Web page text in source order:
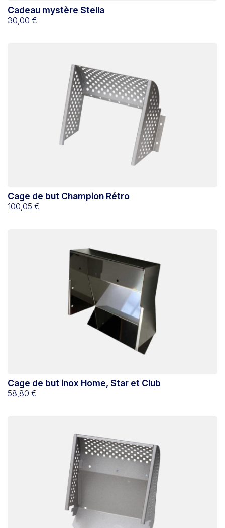
Cadeau mystère Stella
30,00 €
Cage de but Champion Rétro
100,05 €
Cage de but inox Home, Star et Club
58,80 €